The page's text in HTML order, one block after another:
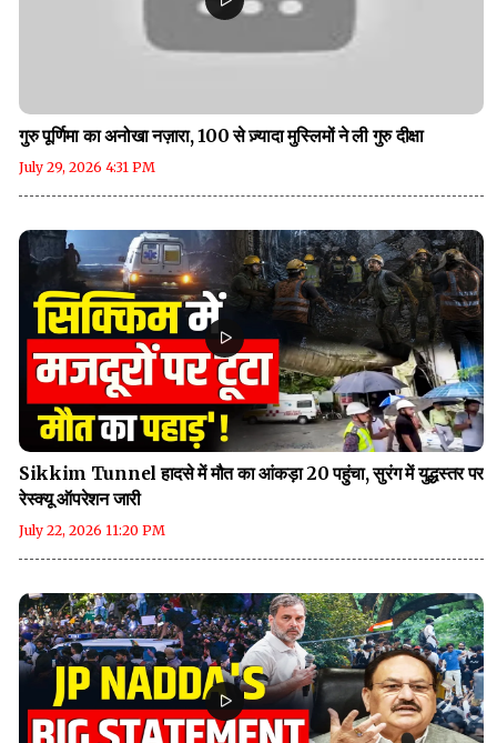
गुरु पूर्णिमा का अनोखा नज़ारा, 100 से ज़्यादा मुस्लिमों ने ली गुरु दीक्षा
July 29, 2026 4:31 PM
Sikkim Tunnel हादसे में मौत का आंकड़ा 20 पहुंचा, सुरंग में युद्धस्तर पर
रेस्क्यू ऑपरेशन जारी
July 22, 2026 11:20 PM